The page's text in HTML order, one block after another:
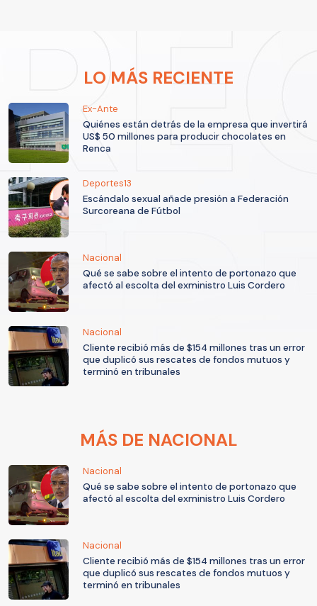
LO MÁS RECIENTE
Ex-Ante
Quiénes están detrás de la empresa que invertirá
US$ 50 millones para producir chocolates en
Renca
Deportes13
Escándalo sexual añade presión a Federación
Surcoreana de Fútbol
Nacional
Qué se sabe sobre el intento de portonazo que
afectó al escolta del exministro Luis Cordero
Nacional
Cliente recibió más de $154 millones tras un error
que duplicó sus rescates de fondos mutuos y
terminó en tribunales
MÁS DE NACIONAL
Nacional
Qué se sabe sobre el intento de portonazo que
afectó al escolta del exministro Luis Cordero
Nacional
Cliente recibió más de $154 millones tras un error
que duplicó sus rescates de fondos mutuos y
terminó en tribunales